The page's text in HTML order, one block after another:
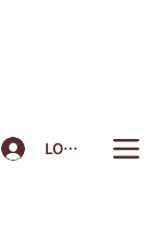
LOGIN